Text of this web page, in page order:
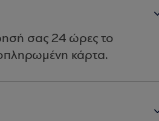
σας 24 ώρες το
κάρτα.